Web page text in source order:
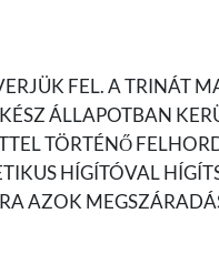
FEL. A TRINÁT
ÁLLAPOTBAN
TÖRTÉNŐ
HÍGÍTÓVAL
AZOK